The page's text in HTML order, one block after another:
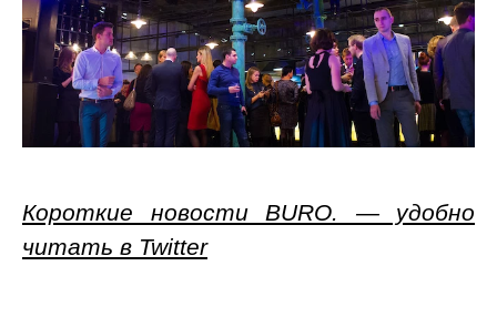
Короткие новости BURO. — удобно
читать в Twitter